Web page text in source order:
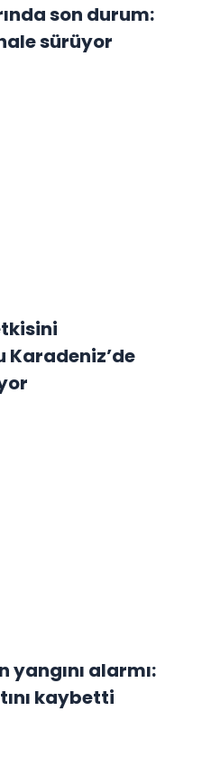
son durum:
sürüyor
Karadeniz’de
alarmı:
kaybetti